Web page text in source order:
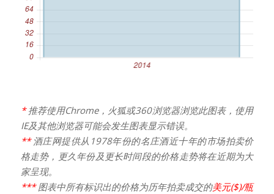
*推荐使用Chrome，火狐或360浏览器浏览此图表，使用
IE及其他浏览器可能会发生图表显示错误。
** 酒庄网提供从1978年份的名庄酒近十年的市场拍卖价
格走势，更久年份及更长时间段的价格走势将在近期为大
家呈现。
***图表中所有标识出的价格为历年拍卖成交的美元($)/瓶